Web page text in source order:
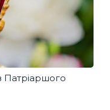
Патріаршого